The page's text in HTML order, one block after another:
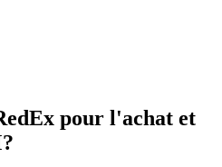
pour l'achat et